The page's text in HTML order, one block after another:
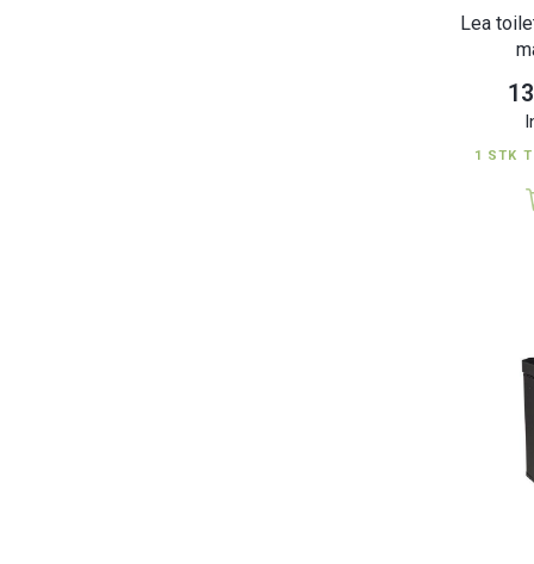
Lea
1 STK